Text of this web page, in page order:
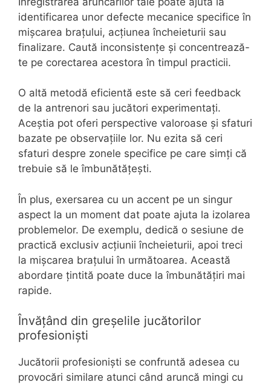
identificarea unor defecte mecanice specifice în
mișcarea brațului, acțiunea încheieturii sau
finalizare. Caută inconsistențe și concentrează-
te pe corectarea acestora în timpul practicii.
O altă metodă eficientă este să ceri feedback
de la antrenori sau jucători experimentați.
Aceștia pot oferi perspective valoroase și sfaturi
bazate pe observațiile lor. Nu ezita să ceri
sfaturi despre zonele specifice pe care simți că
trebuie să le îmbunătățești.
În plus, exersarea cu un accent pe un singur
aspect la un moment dat poate ajuta la izolarea
problemelor. De exemplu, dedică o sesiune de
practică exclusiv acțiunii încheieturii, apoi treci
la mișcarea brațului în următoarea. Această
abordare țintită poate duce la îmbunătățiri mai
rapide.
Învățând din greșelile jucătorilor
profesioniști
Jucătorii profesioniști se confruntă adesea cu
provocări similare atunci când aruncă mingi cu